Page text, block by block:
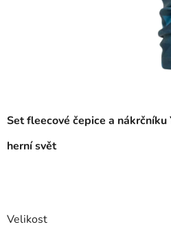
Set fleecové čepice a
herní svět
Velikost